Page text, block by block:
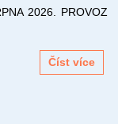
2026. PROVOZ
Číst více